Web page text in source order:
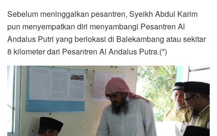
Sebelum meninggalkan pesantren, Syeikh Abdul Karim
pun menyempatkan diri menyambangi Pesantren Al
Andalus Putri yang berlokasi di Balekambang atau sekitar
8 kilometer dari Pesantren Al Andalus Putra.(*)